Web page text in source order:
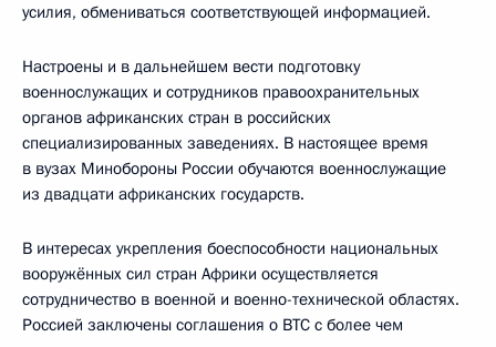
усилия, обмениваться соответствующей информацией.
Настроены и в дальнейшем вести подготовку
военнослужащих и сотрудников правоохранительных
органов африканских стран в российских
специализированных заведениях. В настоящее время
в вузах Минобороны России обучаются военнослужащие
из двадцати африканских государств.
В интересах укрепления боеспособности национальных
вооружённых сил стран Африки осуществляется
сотрудничество в военной и военно-технической областях.
Россией заключены соглашения о ВТС с более чем